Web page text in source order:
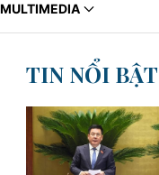
MULTIMEDIA
TIN NỔI BẬT